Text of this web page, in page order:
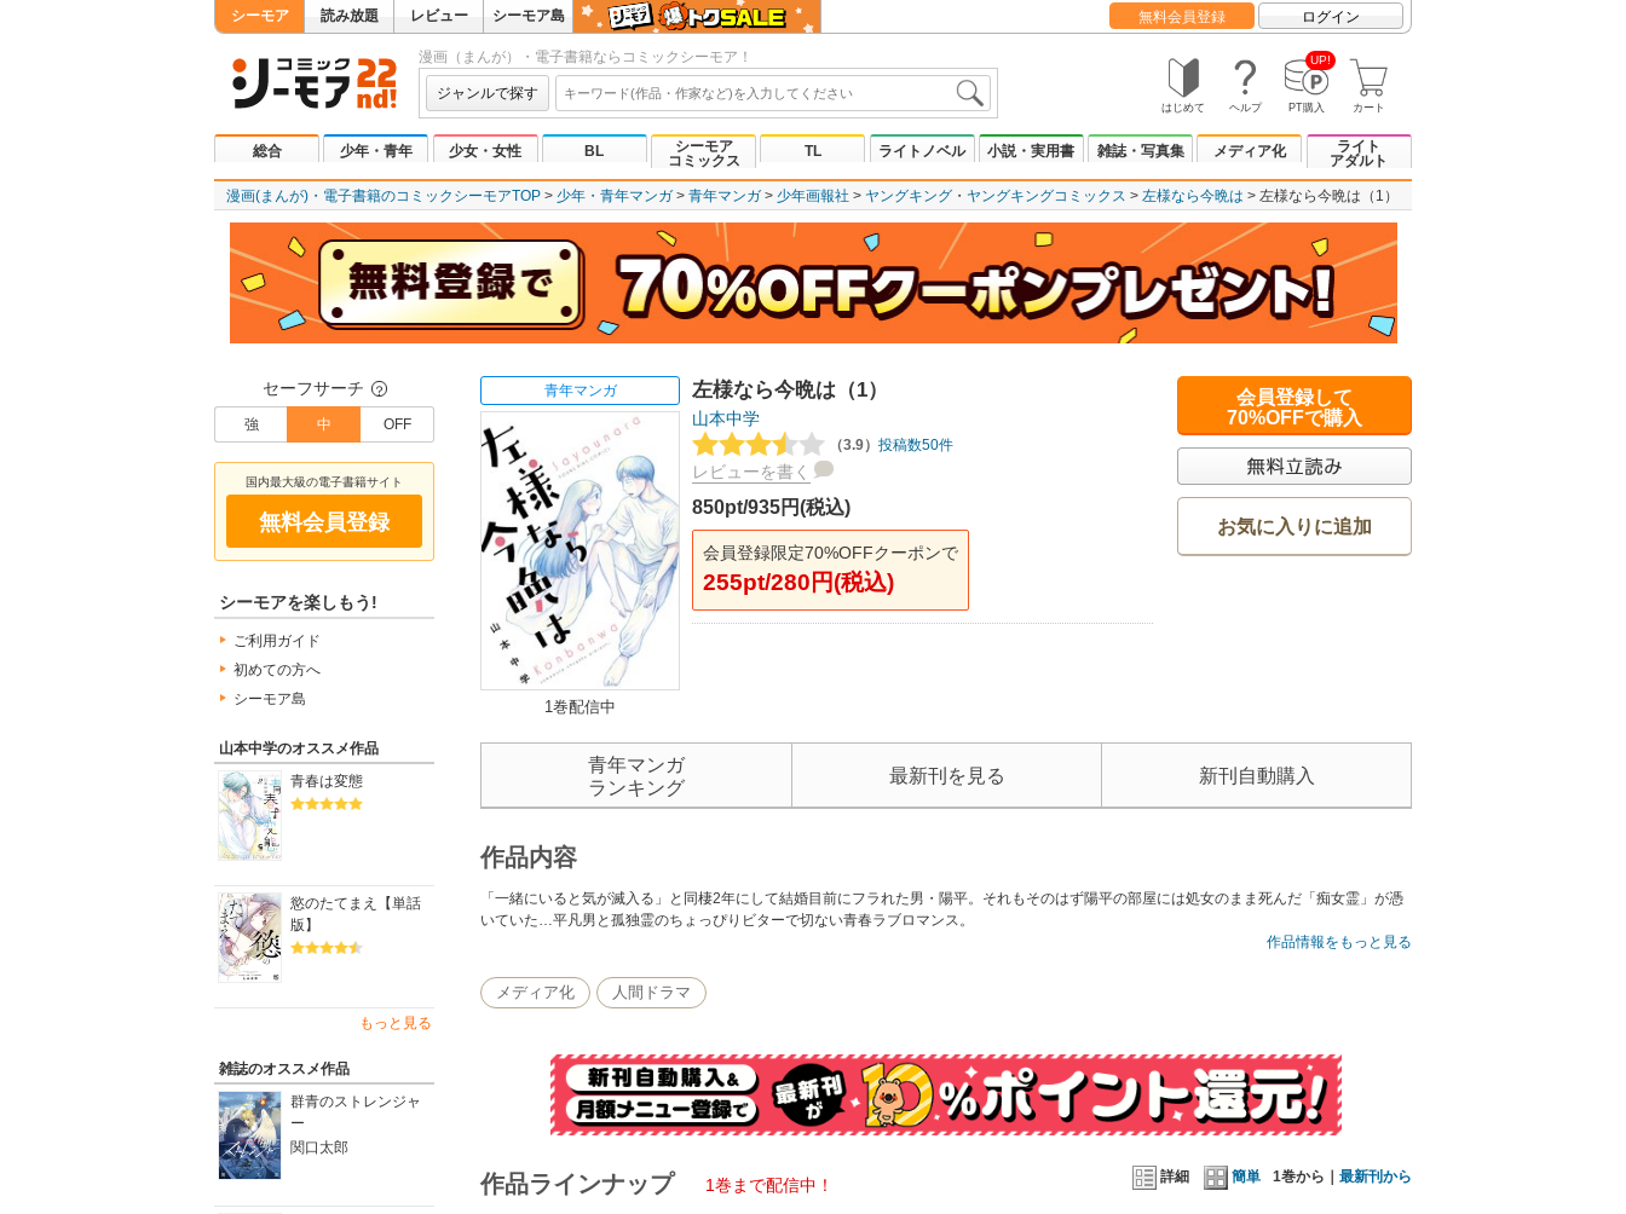
シーモア 読み放題 レビュー シーモア島 無料会員登録 ログイン
漫画（まんが）・電子書籍ならコミックシーモア！
ジャンルで探す
はじめて ヘルプ
UP!
PT購入 カート
総合 少年・青年 少女・女性 BL
シーモア
コミックス
TL ライトノベル 小説・実用書 雑誌・写真集 メディア化
ライト
アダルト
漫画(まんが)・電子書籍のコミックシーモアTOP 少年・青年マンガ 青年マンガ 少年画報社 ヤングキング ヤングキングコミックス 左様なら今晩は 左様なら今晩は（1）
セーフサーチ ？
強 中 OFF
国内最大級の電子書籍サイト
無料会員登録
シーモアを楽しもう!
ご利用ガイド
初めての方へ
シーモア島
山本中学のオススメ作品
青春は変態
慾のたてまえ【単話
版】
もっと見る
雑誌のオススメ作品
群青のストレンジャ
ー
関口太郎
青年マンガ
1巻配信中
左様なら今晩は（1）
山本中学
（3.9） 投稿数50件
レビューを書く
850pt/935円(税込)
会員登録限定70%OFFクーポンで
255pt/280円(税込)
会員登録して
70%OFFで購入
お気に入りに追加
青年マンガ
ランキング
最新刊を見る 新刊自動購入
作品内容
「一緒にいると気が滅入る」と同棲2年にして結婚目前にフラれた男・陽平。それもそのはず陽平の部屋には処女のまま死んだ「痴女霊」が憑
いていた…平凡男と孤独霊のちょっぴりビターで切ない青春ラブロマンス。
作品情報をもっと見る
メディア化 人間ドラマ
詳細 簡単 1巻から｜ 最新刊から
作品ラインナップ 1巻まで配信中！